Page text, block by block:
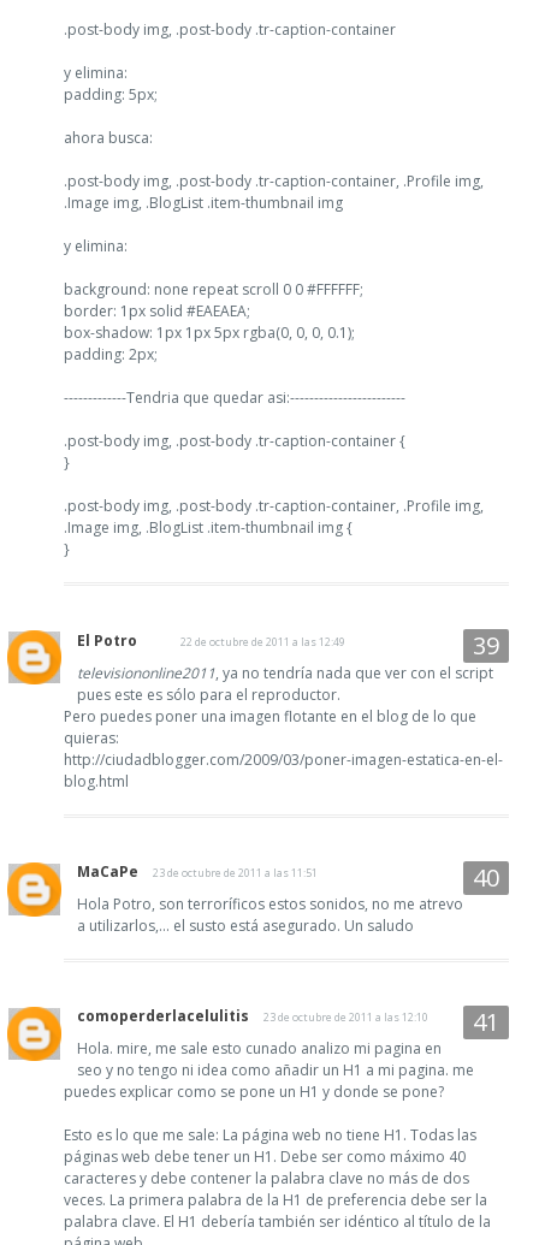
.post-body img, .post-body .tr-caption-container
y elimina:
padding: 5px;
ahora busca:
.post-body img, .post-body .tr-caption-container, .Profile img,
.Image img, .BlogList .item-thumbnail img
y elimina:
background: none repeat scroll 0 0 #FFFFFF;
border: 1px solid #EAEAEA;
box-shadow: 1px 1px 5px rgba(0, 0, 0, 0.1);
padding: 2px;
-------------Tendria que quedar asi:------------------------
.post-body img, .post-body .tr-caption-container {
}
.post-body img, .post-body .tr-caption-container, .Profile img,
.Image img, .BlogList .item-thumbnail img {
}
El Potro 22 de octubre de 2011 a las 12:49
televisiononline2011, ya no tendría nada que ver con el script
pues este es sólo para el reproductor.
Pero puedes poner una imagen flotante en el blog de lo que
quieras:
http://ciudadblogger.com/2009/03/poner-imagen-estatica-en-el-
blog.html
MaCaPe 23 de octubre de 2011 a las 11:51
Hola Potro, son terroríficos estos sonidos, no me atrevo
a utilizarlos,... el susto está asegurado. Un saludo
comoperderlacelulitis 23 de octubre de 2011 a las 12:10
Hola. mire, me sale esto cunado analizo mi pagina en
seo y no tengo ni idea como añadir un H1 a mi pagina. me
puedes explicar como se pone un H1 y donde se pone?
Esto es lo que me sale: La página web no tiene H1. Todas las
páginas web debe tener un H1. Debe ser como máximo 40
caracteres y debe contener la palabra clave no más de dos
veces. La primera palabra de la H1 de preferencia debe ser la
palabra clave. El H1 debería también ser idéntico al título de la